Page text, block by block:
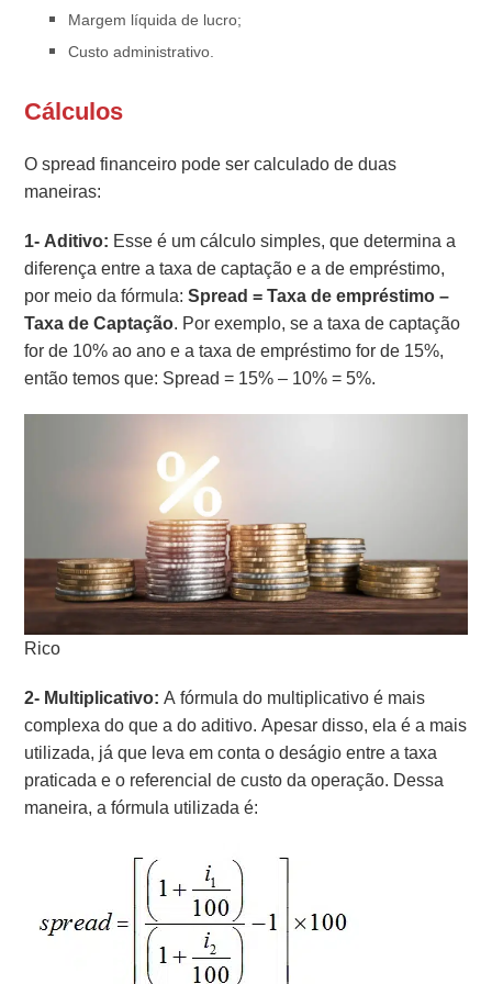
Margem líquida de lucro;
Custo administrativo.
Cálculos
O spread financeiro pode ser calculado de duas
maneiras:
1- Aditivo: Esse é um cálculo simples, que determina a
diferença entre a taxa de captação e a de empréstimo,
por meio da fórmula:Spread = Taxa de empréstimo –
Taxa de Captação. Por exemplo, se a taxa de captação
for de 10% ao ano e a taxa de empréstimo for de 15%,
então temos que: Spread = 15% – 10% = 5%.
Rico
2- Multiplicativo: A fórmula do multiplicativo é mais
complexa do que a do aditivo. Apesar disso, ela é a mais
utilizada, já que leva em conta o deságio entre a taxa
praticada e o referencial de custo da operação. Dessa
maneira, a fórmula utilizada é: